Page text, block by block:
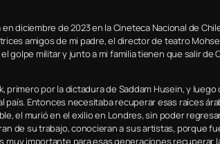
diciembre de 2023 en la Cineteca Nacional de
amigos de mi padre, el director de teatro
golpe militar y junto a mi familia tienen que salir de
primero por la dictadura de Saddam Husein, y
Entonces necesitaba recuperar esas raíces
el murió en el exilio en Londres, sin poder
de su trabajo, conocieran a sus artistas, porque
muy importante para esas generaciones recuperar